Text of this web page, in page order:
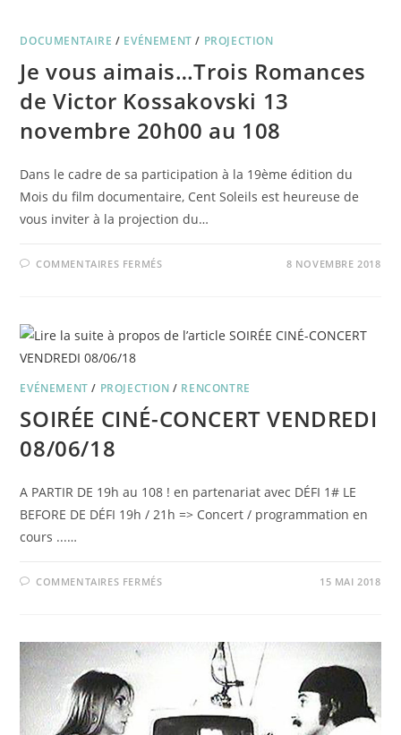
PROCHAINEMENT
ORLÉANS
!)
DOCUMENTAIRE / EVÉNEMENT / PROJECTION
Je vous aimais…Trois Romances
de Victor Kossakovski 13
novembre 20h00 au 108
Dans le cadre de sa participation à la 19ème édition du
Mois du film documentaire, Cent Soleils est heureuse de
vous inviter à la projection du…
COMMENTAIRES FERMÉSSUR
DE
VICTOR
20H00
108
8 NOVEMBRE 2018
EVÉNEMENT / PROJECTION / RENCONTRE
SOIRÉE CINÉ-CONCERT VENDREDI
08/06/18
A PARTIR DE 19h au 108 ! en partenariat avec DÉFI 1# LE
BEFORE DE DÉFI 19h / 21h => Concert / programmation en
cours ...…
COMMENTAIRES FERMÉSSUR
08/06/18
15 MAI 2018